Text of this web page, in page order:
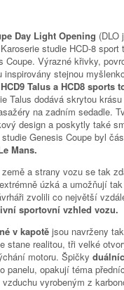
Day Light Opening (DLO
studie HCD-8 sport
Coupe. Výrazné křivky,
stejnou
HCD9 Talus a HCD8 sports
Talus dodává skrytou
na zadním sedadle.
design a poskytly také
Genesis Coupe byl
Mans.
a strany vozu se tak
úzká a umožňují
zvolili co největší
sportovní vzhled vozu.
v kapotě jsou navrženy
stane realitou, tři velké
motoru. Špičky
panelu, opakují téma
vyrobeným z